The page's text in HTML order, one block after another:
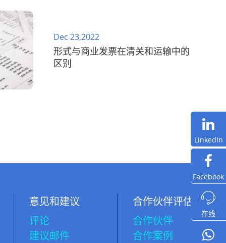
Dec 23,2022
形式与商业发票在清关和运输中的
区别
意见和建议
评论
建议邮件
合作伙伴评估
合作伙伴
合作案例
LinkedIn
Facebook

在线